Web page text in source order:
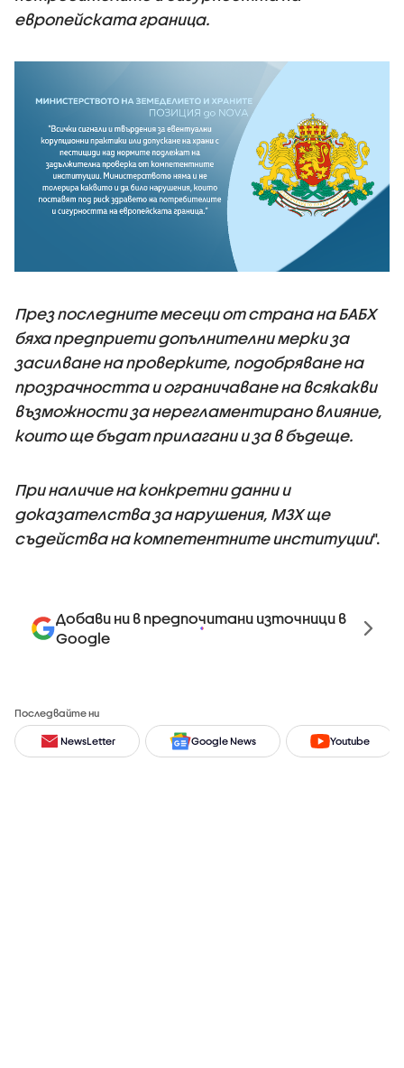
европейската граница.
През последните месеци от страна на БАБХ
бяха предприети допълнителни мерки за
засилване на проверките, подобряване на
прозрачността и ограничаване на всякакви
възможности за нерегламентирано влияние,
които ще бъдат прилагани и за в бъдеще.
При наличие на конкретни данни и
доказателства за нарушения, МЗХ ще
съдейства на компетентните институции".
Добави ни в предпочитани източници в
Google
Последвайте ни
NewsLetter Google News Youtube